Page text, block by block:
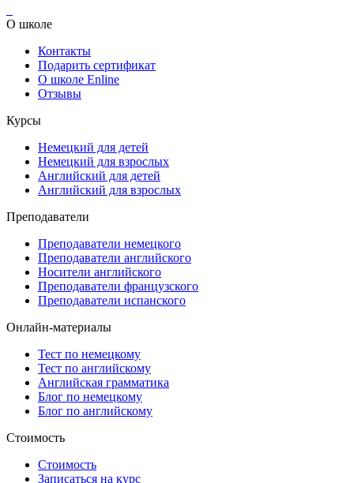
О школе
Контакты
Подарить сертификат
О школе Enline
Отзывы
Курсы
Немецкий для детей
Немецкий для взрослых
Английский для детей
Английский для взрослых
Преподаватели
Преподаватели немецкого
Преподаватели английского
Носители английского
Преподаватели французского
Преподаватели испанского
Онлайн-материалы
Тест по немецкому
Тест по английскому
Английская грамматика
Блог по немецкому
Блог по английскому
Стоимость
Стоимость
Записаться на курс